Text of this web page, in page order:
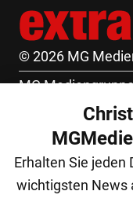
© 2026 MG
MG
Burgring 1/7
1010 Wien
+43 (1) 522 14 14
Erhalten Sie jeden
wichtigsten News